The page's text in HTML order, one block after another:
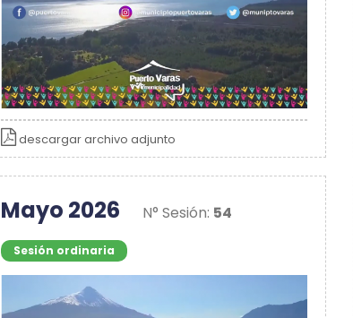
descargar archivo adjunto
Mayo 2026 N° Sesión: 54
Sesión ordinaria